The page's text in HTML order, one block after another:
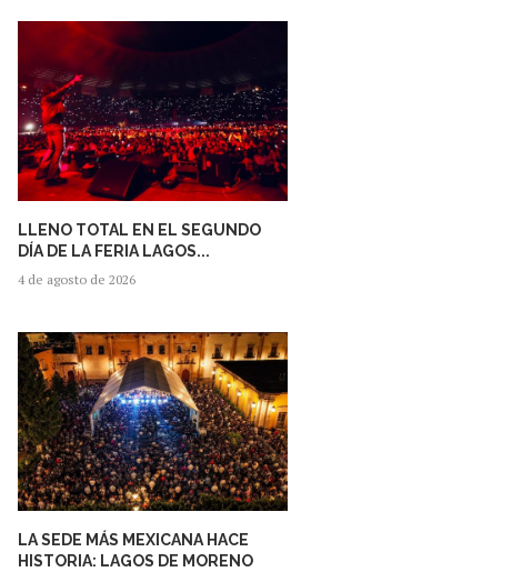
LLENO TOTAL EN EL SEGUNDO
DÍA DE LA FERIA LAGOS...
4 de agosto de 2026
LA SEDE MÁS MEXICANA HACE
HISTORIA: LAGOS DE MORENO